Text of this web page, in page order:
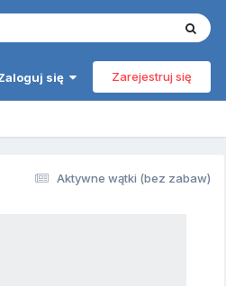
się Zarejestruj się
Aktywne wątki (bez zabaw)